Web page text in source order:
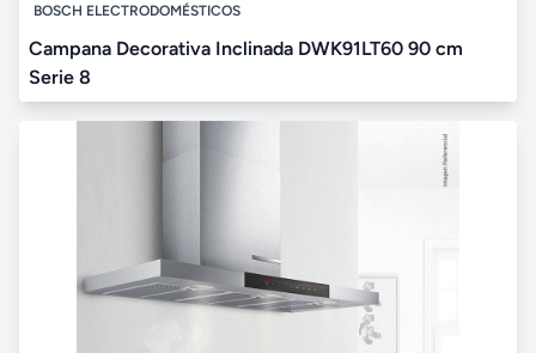
BOSCH ELECTRODOMÉSTICOS
Campana Decorativa Inclinada DWK91LT60 90 cm
Serie 8